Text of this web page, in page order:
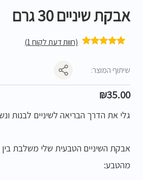
אבקת שיניים 30 גרם
עלדירוגים של
לקוחות
(חוות דעת לקוח1
)
שיתוף המוצר:
₪35.00
גלי את הדרך הבריאה לשיניים לבנות
אבקת השיניים הטבעית שלי משלבת בין
מהטבע: